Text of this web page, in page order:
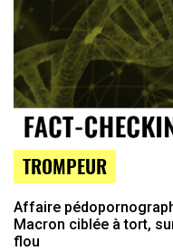
TROMPEUR
Affaire
Macron ciblée à tort,
flou